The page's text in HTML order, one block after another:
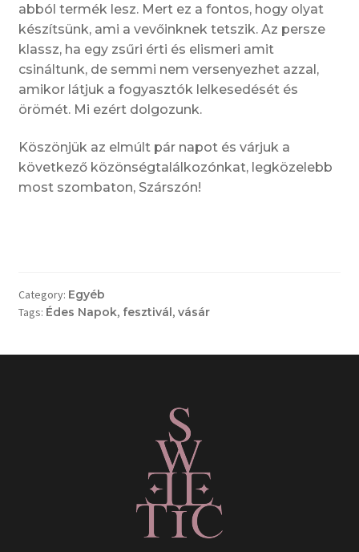
abból termék lesz. Mert ez a fontos, hogy olyat
készítsünk, ami a vevőinknek tetszik. Az persze
klassz, ha egy zsűri érti és elismeri amit
csináltunk, de semmi nem versenyezhet azzal,
amikor látjuk a fogyasztók lelkesedését és
örömét. Mi ezért dolgozunk.
Köszönjük az elmúlt pár napot és várjuk a
következő közönségtalálkozónkat, legközelebb
most szombaton, Szárszón!
Category: Egyéb
Tags: Édes Napok, fesztivál, vásár